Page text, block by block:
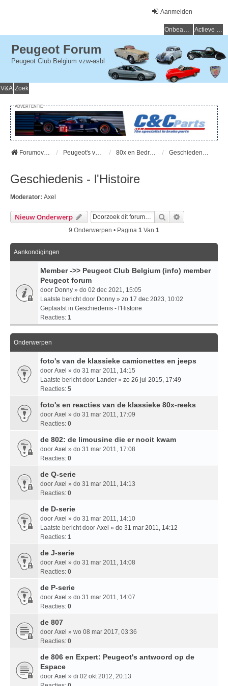
Aanmelden
Onbeantwoorde onderwerpen Actieve onderwerpen
Peugeot Forum
Peugeot Club Belgium vzw-asbl
V&A Zoek
ADVERTENTIE
Forumoverzicht Peugeot's van vroeger (> 15 jaar) - Peugeot du passé (> 15 ans) 80x en Bedrijfsvoertuigen - 80x et Cammionettes Geschiedenis - l'Histoire
Geschiedenis - l'Histoire
Moderator: Axel
Nieuw Onderwerp Zoek
9 Onderwerpen • Pagina 1 Van 1
Aankondigingen
Member ->> Peugeot Club Belgium (info) member
Peugeot forum
door Donny » do 02 dec 2021, 15:05
Laatste bericht door Donny » zo 17 dec 2023, 10:02
Geplaatst in Geschiedenis - l'Histoire
Reacties: 1
Onderwerpen
foto's van de klassieke camionettes en jeeps
door Axel » do 31 mar 2011, 14:15
Laatste bericht door Lander » zo 26 jul 2015, 17:49
Reacties: 5
foto's en reacties van de klassieke 80x-reeks
door Axel » do 31 mar 2011, 17:09
Reacties: 0
de 802: de limousine die er nooit kwam
door Axel » do 31 mar 2011, 17:08
Reacties: 0
de Q-serie
door Axel » do 31 mar 2011, 14:13
Reacties: 0
de D-serie
door Axel » do 31 mar 2011, 14:10
Laatste bericht door Axel » do 31 mar 2011, 14:12
Reacties: 1
de J-serie
door Axel » do 31 mar 2011, 14:08
Reacties: 0
de P-serie
door Axel » do 31 mar 2011, 14:07
Reacties: 0
de 807
door Axel » wo 08 mar 2017, 03:36
Reacties: 0
de 806 en Expert: Peugeot's antwoord op de
Espace
door Axel » di 02 okt 2012, 20:13